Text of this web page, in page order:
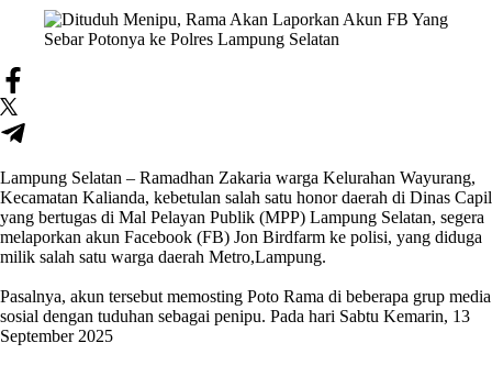
Lampung Selatan – ‎Ramadhan Zakaria warga Kelurahan Wayurang,
Kecamatan Kalianda, kebetulan salah satu honor daerah di Dinas Capil
yang bertugas di Mal Pelayan Publik (MPP) Lampung Selatan, segera
melaporkan akun Facebook (FB) Jon Birdfarm ke polisi, yang diduga
milik salah satu warga daerah Metro,Lampung.
‎Pasalnya, akun tersebut memosting Poto Rama di beberapa grup media
sosial dengan tuduhan sebagai penipu. Pada hari Sabtu Kemarin, 13
September 2025